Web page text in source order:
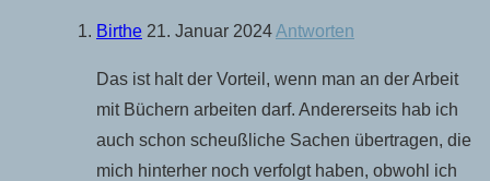
Birthe 21. Januar 2024Antworten
Das ist halt der Vorteil, wenn man an der Arbeit
mit Büchern arbeiten darf. Andererseits hab ich
auch schon scheußliche Sachen übertragen, die
mich hinterher noch verfolgt haben, obwohl ich